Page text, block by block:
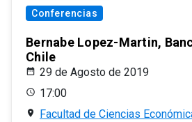
Conferencias
Bernabe Lopez-Martin,
Chile
29 de Agosto de 2019
17:00
Facultad de Ciencias